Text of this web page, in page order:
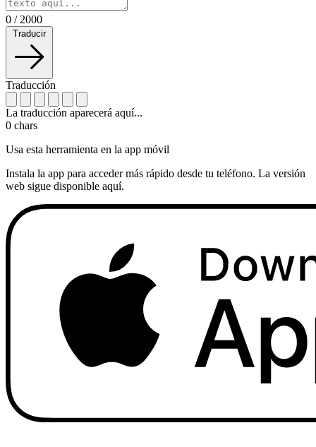
0 / 2000
Traducir
Traducción
La traducción aparecerá aquí...
0 chars
Usa esta herramienta en la app móvil
Instala la app para acceder más rápido desde tu teléfono. La versión
web sigue disponible aquí.